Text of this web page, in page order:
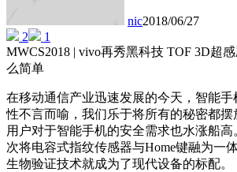
nic2018/06/27
2
1
MWCS2018 | vivo再秀黑科技 TOF 3D超
么简单
在移动通信产业迅速发展的今天，智能
性不言而喻，我们乐于将所有的秘密都摆
用户对于智能手机的安全需求也水涨船高
次将电容式指纹传感器与Home键融为一
生物验证技术就成为了现代设备的标配。